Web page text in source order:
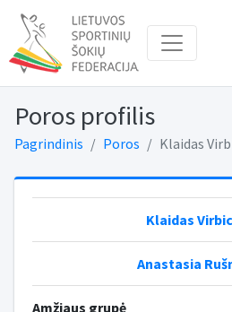
Poros profilis
Pagrindinis Poros Klaidas
Klaidas
Anastasia
Amžiaus grupė